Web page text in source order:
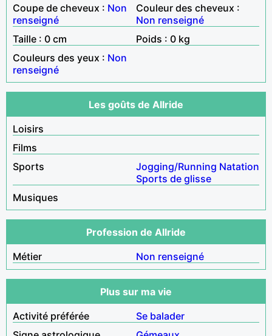
Coupe de cheveux : Non
renseigné
Couleur des cheveux :
Non renseigné
Taille : 0 cm
Poids : 0 kg
Couleurs des yeux : Non
renseigné
Les goûts de Allride
Loisirs
Films
Sports
Jogging/Running Natation
Sports de glisse
Musiques
Profession de Allride
Métier
Non renseigné
Plus sur ma vie
Activité préférée
Se balader